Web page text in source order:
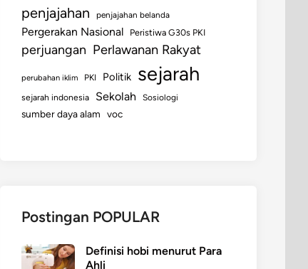
penjajahan penjajahan belanda
Pergerakan Nasional Peristiwa G30s PKI
perjuangan Perlawanan Rakyat
perubahan iklim PKI Politik sejarah
sejarah indonesia Sekolah Sosiologi
sumber daya alam voc
Postingan POPULAR
Definisi hobi menurut Para
Ahli